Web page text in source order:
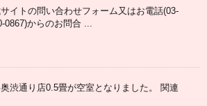
イトの問い合わせフォーム又はお電話(03-
0867)からのお問合 ...
渋通り店0.5畳が空室となりました。 関連